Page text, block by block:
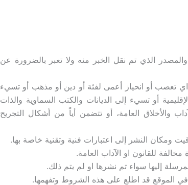
الذي تم نقل الخبر منه ولا تعبر بالضرورة عن
تعصب أو انحياز أعمى لفئة أو دين أو مذهب أو تسيء
أو تسيء إلى الديانات والكتب السماوية والذات
والأخلاق العامة، أو تتضمن أياً من أشكال التجريح
ومكان النشر إلى اعتبارات فنية وتقنية خاصة بها.
للقانون او الآداب العامة.
إليها سواء تم نشرها او لم يتم ذلك.
الموقع قد اطلع على هذه الشروط وتفهمها.